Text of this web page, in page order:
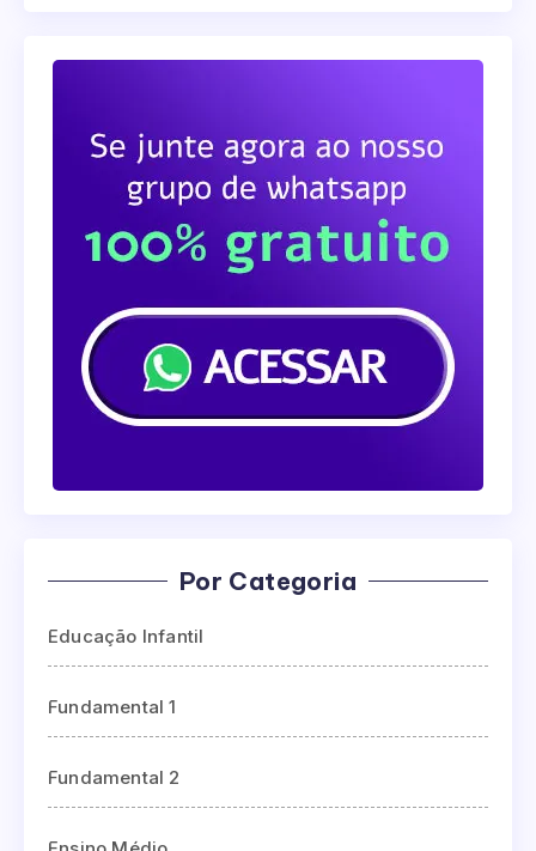
Por Categoria
Educação Infantil
Fundamental 1
Fundamental 2